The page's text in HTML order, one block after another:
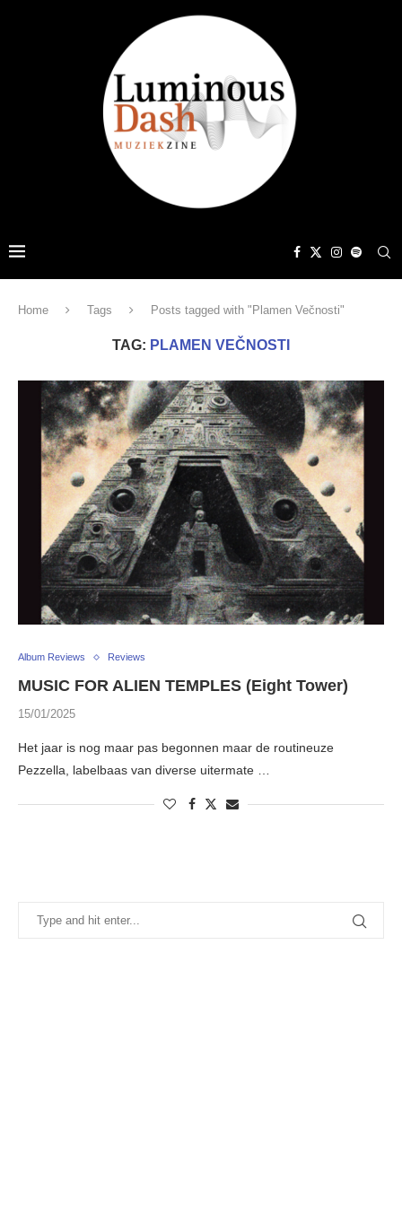
Home Tags Posts tagged with "Plamen Ve​č​nosti"
TAG: PLAMEN VE​Č​NOSTI
Album Reviews Reviews
MUSIC FOR ALIEN TEMPLES (Eight Tower)
15/01/2025
Het jaar is nog maar pas begonnen maar de routineuze
Pezzella, labelbaas van diverse uitermate …